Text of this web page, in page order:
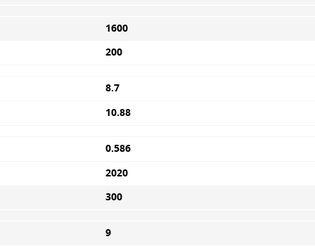
1600
200
8.7
10.88
0.586
2020
300
9